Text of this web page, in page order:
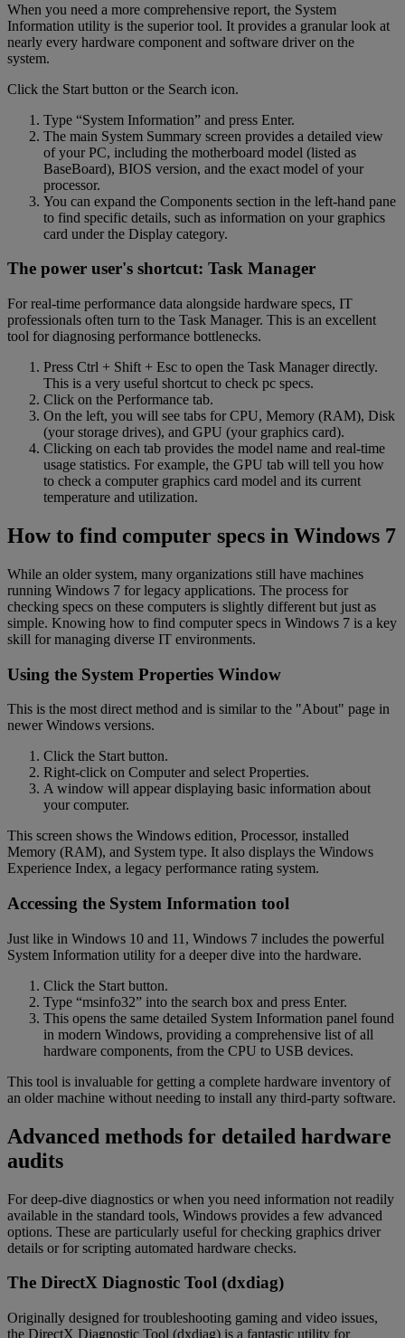
When you need a more comprehensive report, the System
Information utility is the superior tool. It provides a granular look at
nearly every hardware component and software driver on the
system.
Click the Start button or the Search icon.
Type “System Information” and press Enter.
The main System Summary screen provides a detailed view
of your PC, including the motherboard model (listed as
BaseBoard), BIOS version, and the exact model of your
processor.
You can expand the Components section in the left-hand pane
to find specific details, such as information on your graphics
card under the Display category.
The power user's shortcut: Task Manager
For real-time performance data alongside hardware specs, IT
professionals often turn to the Task Manager. This is an excellent
tool for diagnosing performance bottlenecks.
Press Ctrl + Shift + Esc to open the Task Manager directly.
This is a very useful shortcut to check pc specs.
Click on the Performance tab.
On the left, you will see tabs for CPU, Memory (RAM), Disk
(your storage drives), and GPU (your graphics card).
Clicking on each tab provides the model name and real-time
usage statistics. For example, the GPU tab will tell you how
to check a computer graphics card model and its current
temperature and utilization.
How to find computer specs in Windows 7
While an older system, many organizations still have machines
running Windows 7 for legacy applications. The process for
checking specs on these computers is slightly different but just as
simple. Knowing how to find computer specs in Windows 7 is a key
skill for managing diverse IT environments.
Using the System Properties Window
This is the most direct method and is similar to the "About" page in
newer Windows versions.
Click the Start button.
Right-click on Computer and select Properties.
A window will appear displaying basic information about
your computer.
This screen shows the Windows edition, Processor, installed
Memory (RAM), and System type. It also displays the Windows
Experience Index, a legacy performance rating system.
Accessing the System Information tool
Just like in Windows 10 and 11, Windows 7 includes the powerful
System Information utility for a deeper dive into the hardware.
Click the Start button.
Type “msinfo32” into the search box and press Enter.
This opens the same detailed System Information panel found
in modern Windows, providing a comprehensive list of all
hardware components, from the CPU to USB devices.
This tool is invaluable for getting a complete hardware inventory of
an older machine without needing to install any third-party software.
Advanced methods for detailed hardware
audits
For deep-dive diagnostics or when you need information not readily
available in the standard tools, Windows provides a few advanced
options. These are particularly useful for checking graphics driver
details or for scripting automated hardware checks.
The DirectX Diagnostic Tool (dxdiag)
Originally designed for troubleshooting gaming and video issues,
the DirectX Diagnostic Tool (dxdiag) is a fantastic utility for